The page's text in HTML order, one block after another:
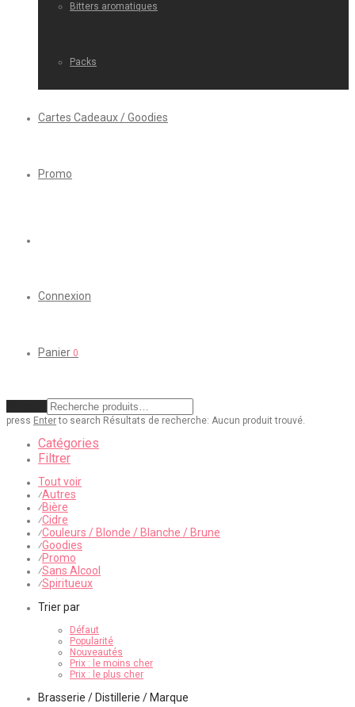
Bitters aromatiques
Packs
Cartes Cadeaux / Goodies
Promo
Connexion
Panier 0
press Enterto search Résultats de recherche: Aucun produit trouvé.
Catégories
Filtrer
Tout voir
⁄Autres
⁄Bière
⁄Cidre
⁄Couleurs / Blonde / Blanche / Brune
⁄Goodies
⁄Promo
⁄Sans Alcool
⁄Spiritueux
Trier par
Défaut
Popularité
Nouveautés
Prix : le moins cher
Prix : le plus cher
Brasserie / Distillerie / Marque